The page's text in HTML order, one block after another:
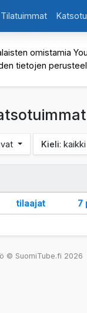
Tilatuimmat
omistamia
tietojen
Kieli: kaikki
tilaajat 7
© SuomiTube.fi 2026